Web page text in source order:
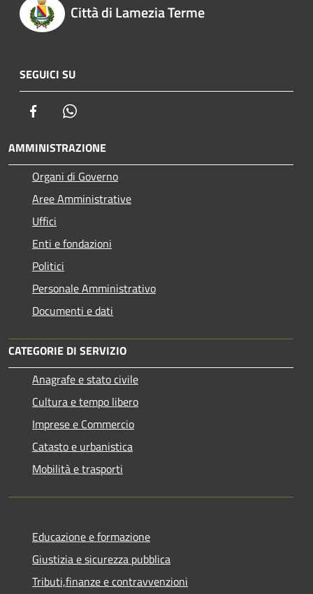
Città di Lamezia Terme
SEGUICI SU
Facebook
AMMINISTRAZIONE
Organi di Governo
Aree Amministrative
Uffici
Enti e fondazioni
Politici
Personale Amministrativo
Documenti e dati
CATEGORIE DI SERVIZIO
Anagrafe e stato civile
Cultura e tempo libero
Imprese e Commercio
Catasto e urbanistica
Mobilità e trasporti
Educazione e formazione
Giustizia e sicurezza pubblica
Tributi,finanze e contravvenzioni